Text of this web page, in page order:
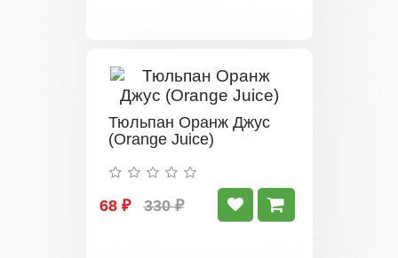
Тюльпан Оранж Джус
(Orange Juice)
68 ₽ 330 ₽